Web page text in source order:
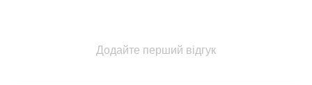
Додайте перший відгук